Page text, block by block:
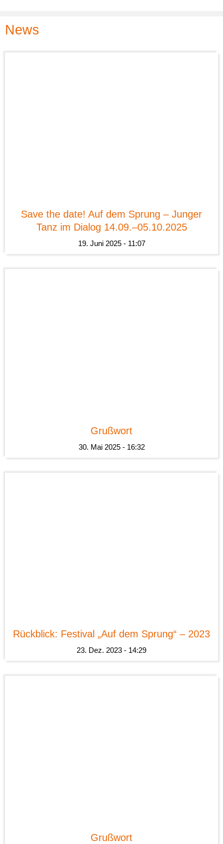
News
Save the date! Auf dem Sprung – Junger
Tanz im Dialog 14.09.–05.10.2025
19. Juni 2025 - 11:07
Grußwort
30. Mai 2025 - 16:32
Rückblick: Festival „Auf dem Sprung“ – 2023
23. Dez. 2023 - 14:29
Grußwort